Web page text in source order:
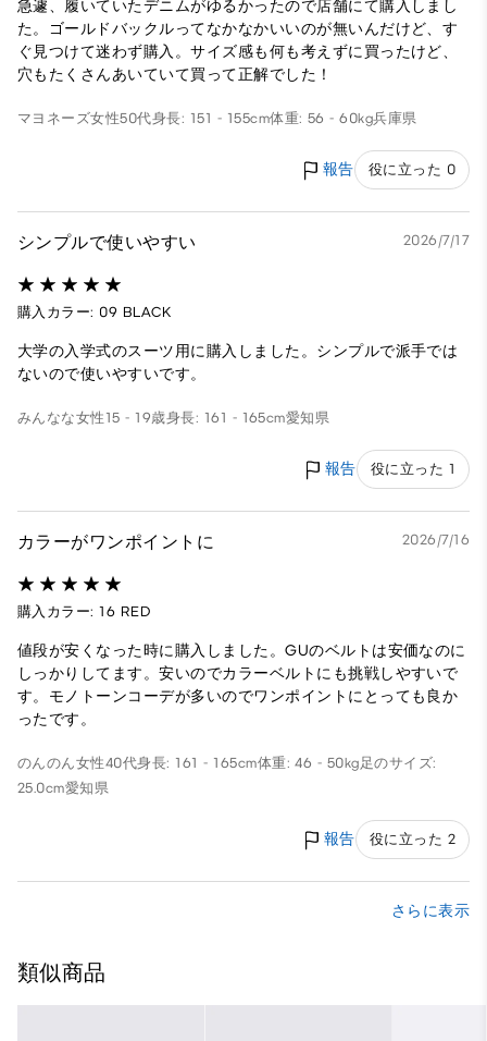
急遽、履いていたデニムがゆるかったので店舗にて購入しまし
た。ゴールドバックルってなかなかいいのが無いんだけど、す
ぐ見つけて迷わず購入。サイズ感も何も考えずに買ったけど、
穴もたくさんあいていて買って正解でした！
マヨネーズ女性50代身長: 151 - 155cm体重: 56 - 60kg兵庫県
報告 役に立った 0
シンプルで使いやすい 2026/7/17
購入カラー: 09 BLACK
大学の入学式のスーツ用に購入しました。シンプルで派手では
ないので使いやすいです。
みんなな女性 15 - 19歳身長: 161 - 165cm愛知県
報告 役に立った 1
カラーがワンポイントに 2026/7/16
購入カラー: 16 RED
値段が安くなった時に購入しました。GUのベルトは安価なのに
しっかりしてます。安いのでカラーベルトにも挑戦しやすいで
す。モノトーンコーデが多いのでワンポイントにとっても良か
ったです。
のんのん女性40代身長: 161 - 165cm体重: 46 - 50kg 足のサイズ:
25.0cm愛知県
報告 役に立った 2
さらに表示
類似商品